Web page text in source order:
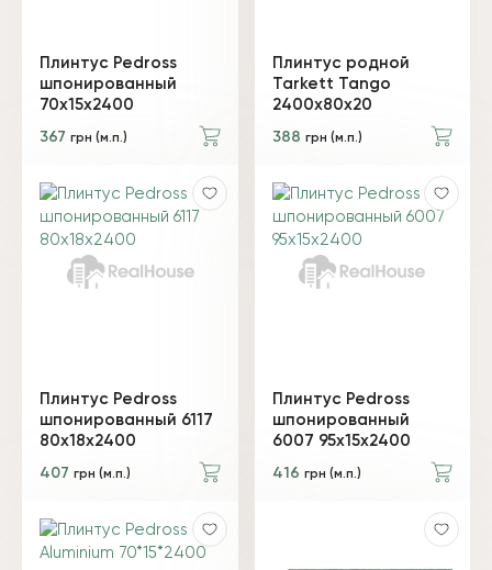
Плинтус Pedross
шпонированный
70х15х2400
367 грн (м.п.)
Плинтус родной
Tarkett Tango
2400х80х20
388 грн (м.п.)
Плинтус Pedross
шпонированный 6117
80х18х2400
407 грн (м.п.)
Плинтус Pedross
шпонированный
6007 95х15х2400
416 грн (м.п.)